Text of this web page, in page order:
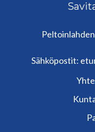
Sähköpostit: